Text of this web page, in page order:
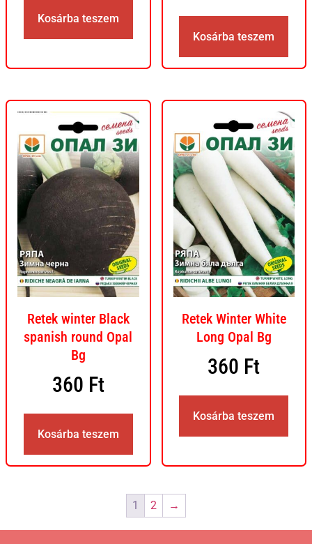
Kosárba teszem
Kosárba teszem
Retek winter Black
spanish round Opal
Bg
360 Ft
Kosárba teszem
Retek Winter White
Long Opal Bg
360 Ft
Kosárba teszem
1 2 →